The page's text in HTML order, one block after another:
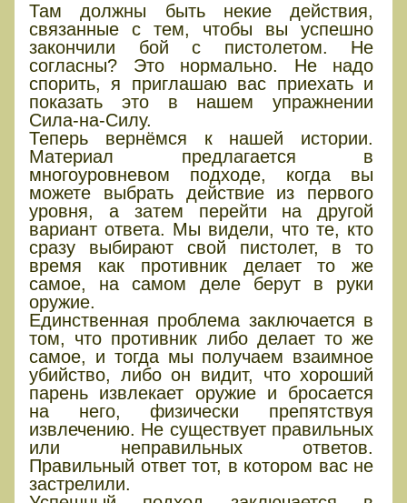
Там должны быть некие действия,
связанные с тем, чтобы вы успешно
закончили бой с пистолетом. Не
согласны? Это нормально. Не надо
спорить, я приглашаю вас приехать и
показать это в нашем упражнении
Сила-на-Силу.
Теперь вернёмся к нашей истории.
Материал предлагается в
многоуровневом подходе, когда вы
можете выбрать действие из первого
уровня, а затем перейти на другой
вариант ответа. Мы видели, что те, кто
сразу выбирают свой пистолет, в то
время как противник делает то же
самое, на самом деле берут в руки
оружие.
Единственная проблема заключается в
том, что противник либо делает то же
самое, и тогда мы получаем взаимное
убийство, либо он видит, что хороший
парень извлекает оружие и бросается
на него, физически препятствуя
извлечению. Не существует правильных
или неправильных ответов.
Правильный ответ тот, в котором вас не
застрелили.